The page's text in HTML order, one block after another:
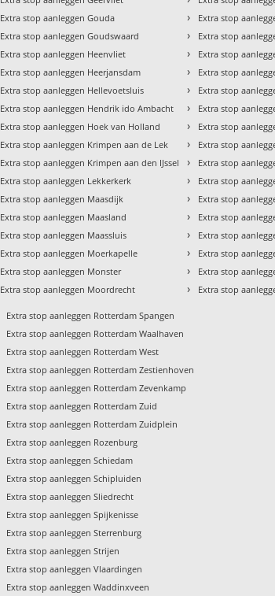
Extra stop aanleggen Gouda
Extra stop aanleggen Goudswaard
Extra stop aanleggen Heenvliet
Extra stop aanleggen Heerjansdam
Extra stop aanleggen Hellevoetsluis
Extra stop aanleggen Hendrik ido Ambacht
Extra stop aanleggen Hoek van Holland
Extra stop aanleggen Krimpen aan de Lek
Extra stop aanleggen Krimpen aan den IJssel
Extra stop aanleggen Lekkerkerk
Extra stop aanleggen Maasdijk
Extra stop aanleggen Maasland
Extra stop aanleggen Maassluis
Extra stop aanleggen Moerkapelle
Extra stop aanleggen Monster
Extra stop aanleggen Moordrecht
› Extra stop
› Extra stop
› Extra stop
› Extra stop
› Extra stop
› Extra stop
› Extra stop
› Extra stop
› Extra stop
› Extra stop
› Extra stop
› Extra stop
› Extra stop
› Extra stop
› Extra stop
› Extra stop
Extra stop aanleggen Rotterdam Spangen
Extra stop aanleggen Rotterdam Waalhaven
Extra stop aanleggen Rotterdam West
Extra stop aanleggen Rotterdam Zestienhoven
Extra stop aanleggen Rotterdam Zevenkamp
Extra stop aanleggen Rotterdam Zuid
Extra stop aanleggen Rotterdam Zuidplein
Extra stop aanleggen Rozenburg
Extra stop aanleggen Schiedam
Extra stop aanleggen Schipluiden
Extra stop aanleggen Sliedrecht
Extra stop aanleggen Spijkenisse
Extra stop aanleggen Sterrenburg
Extra stop aanleggen Strijen
Extra stop aanleggen Vlaardingen
Extra stop aanleggen Waddinxveen